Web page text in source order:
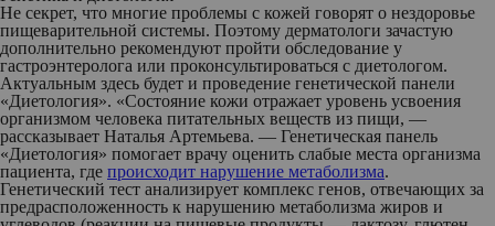
Не секрет, что многие проблемы с кожей говорят о нездоровье
пищеварительной системы. Поэтому дерматологи зачастую
дополнительно рекомендуют пройти обследование у
гастроэнтеролога или проконсультироваться с диетологом.
Актуальным здесь будет и проведение генетической панели
«Диетология». «Состояние кожи отражает уровень усвоения
организмом человека питательных веществ из пищи, —
рассказывает Наталья Артемьева. — Генетическая панель
«Диетология» помогает врачу оценить слабые места организма
пациента, где происходит нарушение метаболизма.
Генетический тест анализирует комплекс генов, отвечающих за
предрасположенность к нарушению метаболизма жиров и